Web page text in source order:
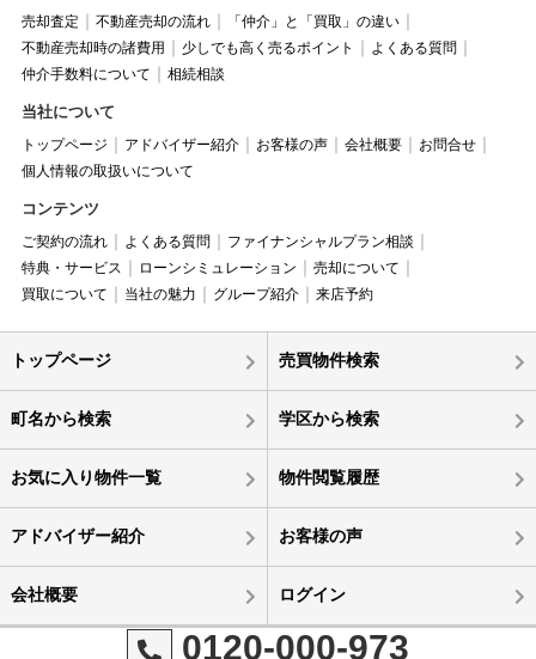
売却査定 不動産売却の流れ
「仲介」と「買取」の違い
不動産売却時の諸費用
少しでも高く売るポイント
よくある質問
仲介手数料について
相続相談
当社について
トップページ アドバイザー紹介 お客様の声 会社概要
お問合せ
個人情報の取扱いについて
コンテンツ
ご契約の流れ よくある質問
ファイナンシャルプラン相談
特典・サービス
ローンシミュレーション
売却について
買取について
当社の魅力 グループ紹介 来店予約
トップページ 売買物件検索
町名から検索 学区から検索
お気に入り物件一覧 物件閲覧履歴
アドバイザー紹介 お客様の声
会社概要 ログイン
0120-000-973